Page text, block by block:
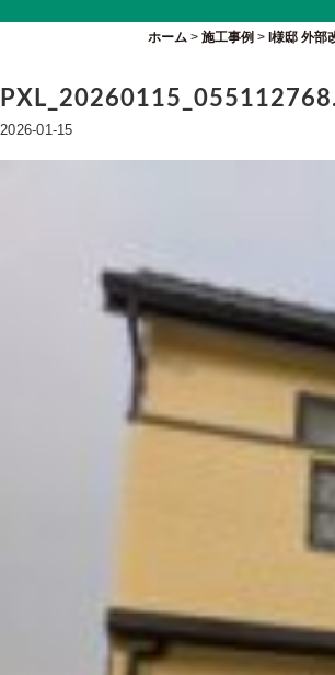
ホーム> 施工事例 > I様邸 外部
2026-01-15